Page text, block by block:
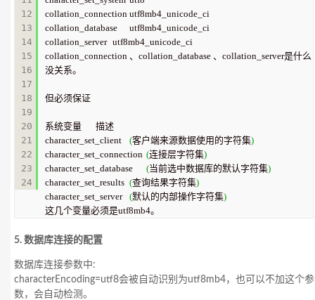
12
13
14
15
16
17
18
19
20
21
22
23
collation_connection	utf8mb4_unicode_ci
collation_database	utf8mb4_unicode_ci
collation_server	utf8mb4_unicode_ci
collation_connection 、collation_database 、collation_server是什么
没关系。
但必须保证
系统变量	描述
(客户端来源数据使用的字符集)
(连接层字符集)
(当前选中数据库的默认字符集)
(查询结果字符集)
character_set_server (默认的内部操作字符集)
这几个变量必须是utf8mb4。
5. 数据库连接的配置
数据库连接参数中:
characterEncoding=utf8会被自动识别为utf8mb4，也可以不加这个参
数，会自动检测。